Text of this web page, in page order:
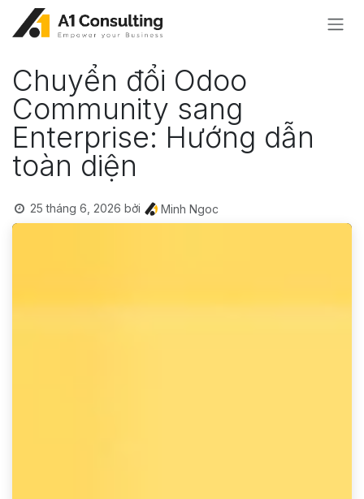
Bỏ qua để đến Nội dung
Chuyển đổi Odoo
Community sang
Enterprise: Hướng dẫn
toàn diện
25 tháng 6, 2026 bởi Minh Ngoc